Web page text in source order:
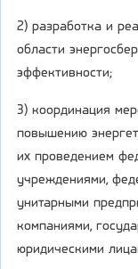
2) разработка и
области
эффективности;
3) координация
повышению
их проведением
учреждениями,
унитарными
компаниями,
юридическими